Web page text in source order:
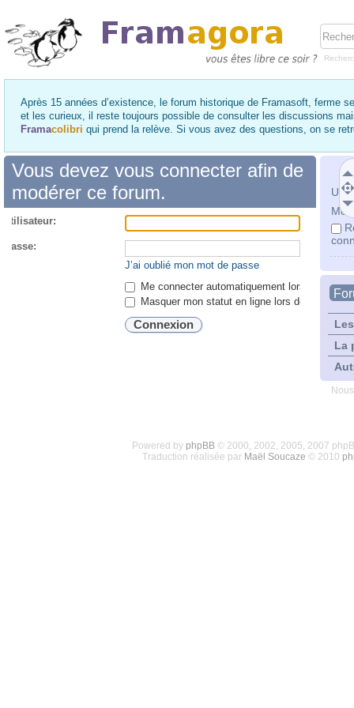
Après 15 années d’existence, le forum historique de Framasoft, ferme
et les curieux, il reste toujours possible de consulter les discussions
Framacolibri qui prend la relève. Si vous avez des questions, on se
Mot
La
Vous devez vous connecter afin de
modérer ce forum.
passe:
J’ai oublié mon mot de passe
Me connecter automatiquement lors de
Masquer mon statut en ligne lors de cette
Powered by phpBB© 2000, 2002, 2005, 2007
Traduction réalisée par Maël Soucaze © 2010